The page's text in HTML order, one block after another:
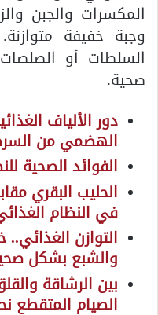
المكسرات والجبن
وجبة خفيفة
السلطات أو
صحية.
دور الألياف
الهضمي من
الفوائد الصحية
الحليب البقري
في النظام
التوازن
والشبع بشكل
بين الرشاقة
الصيام المتقطع